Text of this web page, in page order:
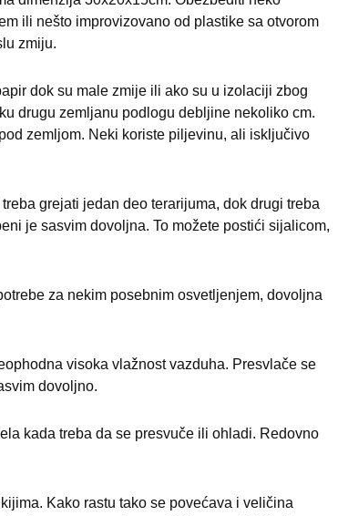
ili nešto improvizovano od plastike sa otvorom
zmiju.
dok su male zmije ili ako su u izolaciji zbog
drugu zemljanu podlogu debljine nekoliko cm.
zemljom. Neki koriste piljevinu, ali isključivo
grejati jedan deo terarijuma, dok drugi treba
je sasvim dovoljna. To možete postići sijalicom,
za nekim posebnim osvetljenjem, dovoljna
visoka vlažnost vazduha. Presvlače se
dovoljno.
kada treba da se presvuče ili ohladi. Redovno
Kako rastu tako se povećava i veličina